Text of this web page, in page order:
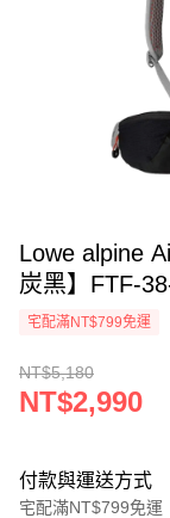
Lowe alpine
炭黑】FTF-
宅配滿NT$799免運
NT$5,180
NT$2,990
付款與運送方式
宅配滿NT$799免運